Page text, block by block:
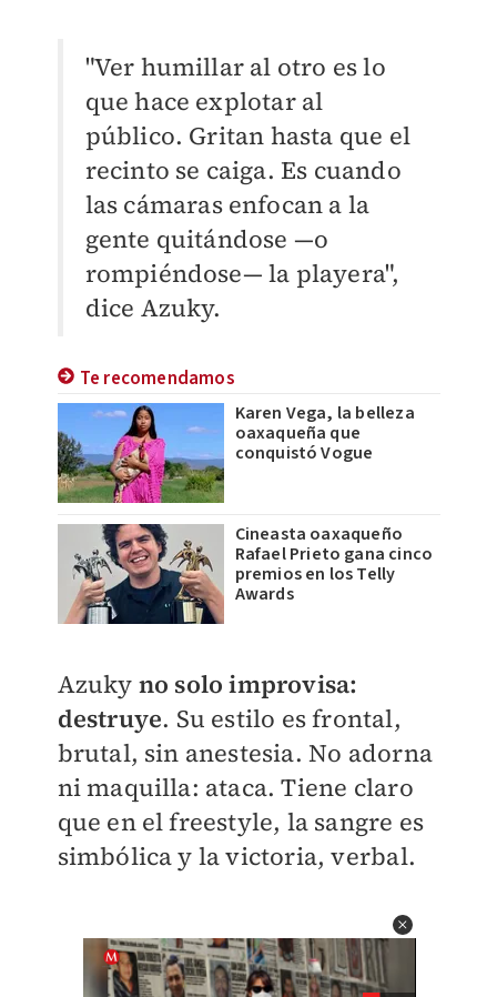
"Ver humillar al otro es lo
que hace explotar al
público. Gritan hasta que el
recinto se caiga. Es cuando
las cámaras enfocan a la
gente quitándose —o
rompiéndose— la playera",
dice Azuky.
Te recomendamos
Karen Vega, la belleza
oaxaqueña que
conquistó Vogue
Cineasta oaxaqueño
Rafael Prieto gana cinco
premios en los Telly
Awards
Azuky no solo improvisa:
destruye. Su estilo es frontal,
brutal, sin anestesia. No adorna
ni maquilla: ataca. Tiene claro
que en el freestyle, la sangre es
simbólica y la victoria, verbal.